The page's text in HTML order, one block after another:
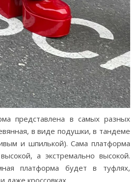
представлена в самых разных
в виде подушки, в тандеме
и шпилькой). Сама платформа
а экстремально высокой.
платформа будет в туфлях,
даже кроссовках.